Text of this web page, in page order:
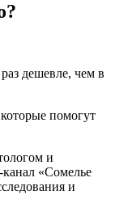
дешевле, чем в
помогут
и
«Сомелье
и